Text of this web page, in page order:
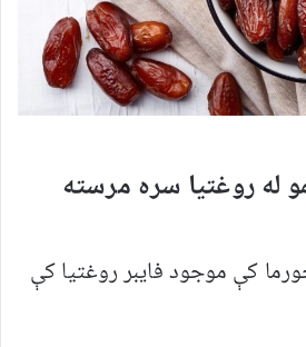
له روغتیا سره مرسته
کې موجود فایبر روغتیا کې